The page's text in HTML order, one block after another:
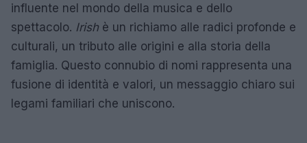
influente nel mondo della musica e dello
spettacolo. Irish è un richiamo alle radici profonde e
culturali, un tributo alle origini e alla storia della
famiglia. Questo connubio di nomi rappresenta una
fusione di identità e valori, un messaggio chiaro sui
legami familiari che uniscono.